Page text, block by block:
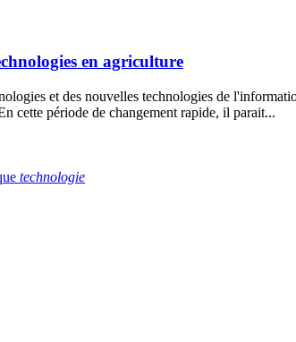
en agriculture
et des nouvelles technologies de
cette période de changement rapide, il parait...
technologie